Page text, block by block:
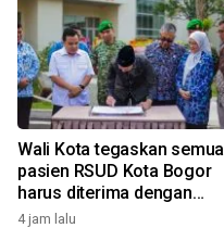
Wali Kota tegaskan semua
pasien RSUD Kota Bogor
harus diterima dengan
profesional
4 jam lalu